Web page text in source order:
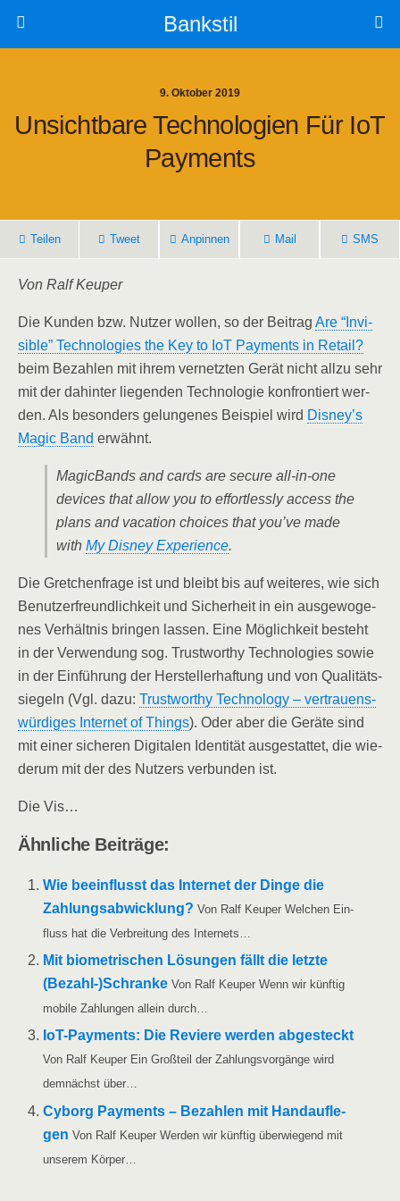
Bankstil
9. Oktober 2019
Unsicht­ba­re Tech­no­lo­gien Für IoT
Payments
Tei­len Tweet Anpin­nen Mail SMS
Von Ralf Keuper
Die Kun­den bzw. Nut­zer wol­len, so der Bei­trag Are “Invi­
si­ble” Tech­no­lo­gies the Key to IoT Pay­ments in Retail?
beim Bezah­len mit ihrem ver­netz­ten Gerät nicht all­zu sehr
mit der dahin­ter lie­gen­den Tech­no­lo­gie kon­fron­tiert wer­
den. Als beson­ders gelun­ge­nes Bei­spiel wird Disney’s
Magic Band erwähnt.
Magic­Bands and cards are secu­re all-in-one
devices that allow you to effort­less­ly access the
plans and vaca­ti­on choices that you’ve made
with My Dis­ney Expe­ri­ence.
Die Gret­chen­fra­ge ist und bleibt bis auf wei­te­res, wie sich
Benut­zer­freund­lich­keit und Sicher­heit in ein aus­ge­wo­ge­
nes Ver­hält­nis brin­gen las­sen. Eine Mög­lich­keit besteht
in der Ver­wen­dung sog. Trust­wor­t­hy Tech­no­lo­gies sowie
in der Ein­füh­rung der Her­stel­ler­haf­tung und von Qua­li­täts­
sie­geln (Vgl. dazu: Trust­wor­t­hy Tech­no­lo­gy – ver­trau­ens­
wür­di­ges Inter­net of Things). Oder aber die Gerä­te sind
mit einer siche­ren Digi­ta­len Iden­ti­tät aus­ge­stat­tet, die wie­
der­um mit der des Nut­zers ver­bun­den ist.
Die Vis…
Ähn­li­che Beiträge:
Wie beein­flusst das Inter­net der Din­ge die
Zah­lungs­ab­wick­lung? Von Ralf Keu­per Wel­chen Ein­
fluss hat die Ver­brei­tung des Internets…
Mit bio­me­tri­schen Lösun­gen fällt die letz­te
(Bezahl-)Schranke Von Ralf Keu­per Wenn wir künf­tig
mobi­le Zah­lun­gen allein durch…
IoT-Pay­­ments: Die Revie­re wer­den abge­steckt
Von Ralf Keu­per Ein Groß­teil der Zah­lungs­vor­gän­ge wird
dem­nächst über…
Cyborg Pay­ments – Bezah­len mit Hand­auf­le­
gen Von Ralf Keu­per Wer­den wir künf­tig über­wie­gend mit
unse­rem Körper…